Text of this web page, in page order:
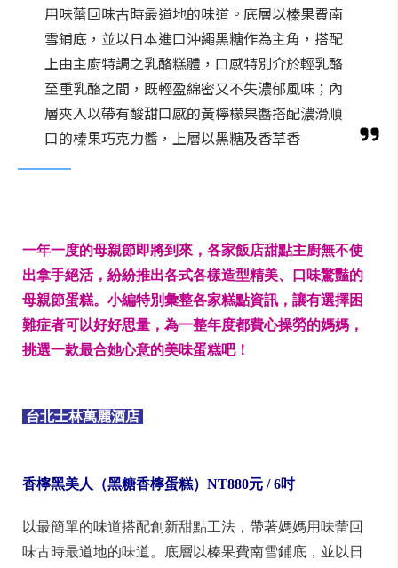
用味蕾回味古時最道地的味道。底層以榛果費南
雪鋪底，並以日本進口沖繩黑糖作為主角，搭配
上由主廚特調之乳酪糕體，口感特別介於輕乳酪
至重乳酪之間，既輕盈綿密又不失濃郁風味；內
層夾入以帶有酸甜口感的黃檸檬果醬搭配濃滑順
口的榛果巧克力醬，上層以黑糖及香草香
一年一度的母親節即將到來，各家飯店甜點主廚無不使
出拿手絕活，紛紛推出各式各樣造型精美、口味驚豔的
母親節蛋糕。小編特別彙整各家糕點資訊，讓有選擇困
難症者可以好好思量，為一整年度都費心操勞的媽媽，
挑選一款最合她心意的美味蛋糕吧！
台北士林萬麗酒店
香檸黑美人（黑糖香檸蛋糕）NT880元 / 6吋
以最簡單的味道搭配創新甜點工法，帶著媽媽用味蕾回
味古時最道地的味道。底層以榛果費南雪鋪底，並以日